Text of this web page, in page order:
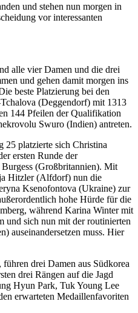
und stehen nun morgen in
vor interessanten
alle vier Damen und die drei
und gehen damit morgen ins
beste Platzierung bei den
(Deggendorf) mit 1313
144 Pfeilen der Qualifikation
Swuro (Indien) antreten.
25 platzierte sich Christina
ersten Runde der
(Großbritannien). Mit
Hitzler (Alfdorf) nun die
Ksenofontova (Ukraine) zur
hohe Hürde für die
während Karina Winter mit
und sich nun mit der routinierten
auseinandersetzen muss. Hier
drei Damen aus Südkorea
drei Rängen auf die Jagd
Hyun Park, Tuk Young Lee
erwarteten Medaillenfavoriten